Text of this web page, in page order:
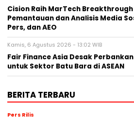
Cision Raih MarTech
Pemantauan dan Analisis Media
Pers, dan AEO
Kamis, 6 Agustus 2026 - 13:02 WIB
Fair Finance Asia Desak
untuk Sektor Batu Bara di ASEAN
BERITA TERBARU
Pers Rilis